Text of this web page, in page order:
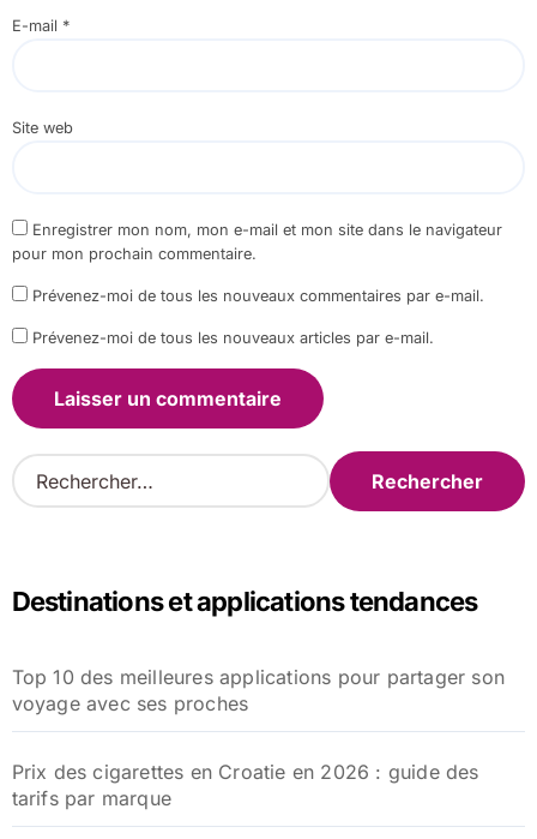
E-mail *
Site web
Enregistrer mon nom, mon e-mail et mon site dans le navigateur
pour mon prochain commentaire.
Prévenez-moi de tous les nouveaux commentaires par e-mail.
Prévenez-moi de tous les nouveaux articles par e-mail.
R
e
r
e
r
Destinations et applications tendances
Top 10 des meilleures applications pour partager son
voyage avec ses proches
Prix des cigarettes en Croatie en 2026 : guide des
tarifs par marque